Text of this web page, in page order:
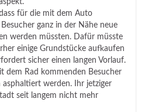
für die mit dem Auto
ganz in der Nähe neue
werden müssten. Dafür müsste
einige Grundstücke aufkaufen
sicher einen langen Vorlauf.
dem Rad kommenden Besucher
werden. Ihr jetziger
seit langem nicht mehr